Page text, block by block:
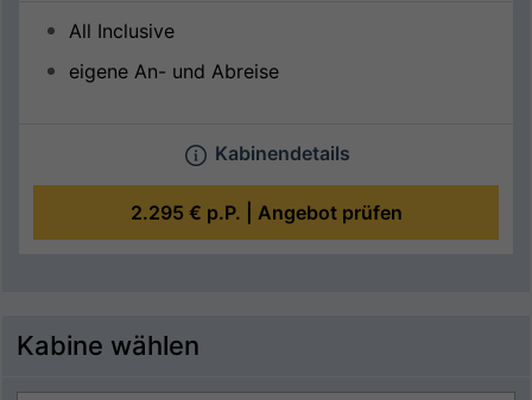
All Inclusive
eigene An- und Abreise
Kabinendetails
2.295 € p.P. | Angebot prüfen
Kabine wählen